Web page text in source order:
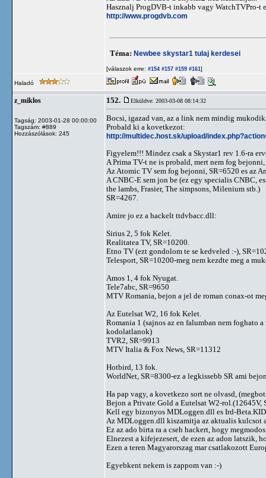
Hasznalj ProgDVB-t inkabb vagy WatchTVPro-t
http://www.progdvb.com
Téma: Newbee skystar1 tulaj kerdesei
[válaszok erre: #154 #157 #159 #161]
Haladó
z_miklos
Tagság: 2003-01-28 00:00:00
Tagszám: #889
Hozzászólások: 245
152. Elküldve: 2003-03-08 08:14:32
Bocsi, igazad van, az a link nem mindig
Probald ki a kovetkezot:
http://multidec.host.sk/upload/
Figyelem!!! Mindez csak a Skystar1 rev 1.6-ra
A Prima TV-t ne is probald, mert nem fog
Az Atomic TV sem fog bejonni, SR=6520 es az
A CNBC-E sem jon be (ez egy specialis CNBC,
the lambs, Frasier, The simpsons, Milenium stb.)
SR=4267.
Amire jo ez a hackelt ttdvbacc.dll:
Sirius 2, 5 fok Kelet.
Realitatea TV, SR=10200.
Etno TV (ezt gondolom te se kedveled :-),
Telesport, SR=10200-meg nem kezdte meg a
Amos 1, 4 fok Nyugat.
Tele7abc, SR=9650
MTV Romania, bejon a jel de roman conax-ot
Az Eutelsat W2, 16 fok Kelet.
Romania 1 (sajnos az en falumban nem foghato
kodolatlanok)
TVR2, SR=9913
MTV Italia & Fox News, SR=11312
Hotbird, 13 fok.
WorldNet, SR=8300-ez a legkissebb SR ami
Ha pap vagy, a kovetkezo sort ne olvasd,
Bejon a Private Gold a Eutelsat W2-rol.(12645V,
Kell egy bizonyos MDLoggen.dll es Ird-
Az MDLoggen.dll kiszamitja az aktualis kulcsot
Ez az ado birta ra a cseh hackert, hogy
Elnezest a kifejezesert, de ezen az adon latszik,
Ezen a teren Magyarorszag mar csatlakozott
Egyebkent nekem is zappom van :-)